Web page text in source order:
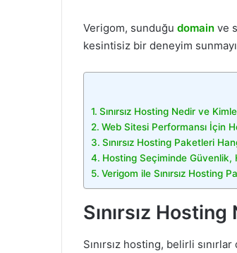
Verigom, sunduğu domain ve
kesintisiz bir deneyim
Sınırsız Hosting Nedir ve
Web Sitesi Performansı İçin
Sınırsız Hosting Paketleri
Hosting Seçiminde Güvenlik,
Verigom ile Sınırsız Hosting
Sınırsız
Sınırsız hosting, belirli